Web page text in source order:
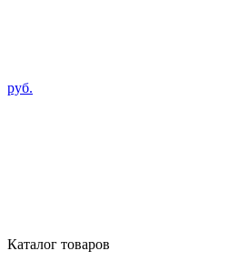
руб.
Каталог товаров